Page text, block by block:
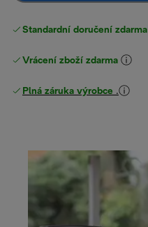
Standardní doručení zdarma
Vrácení zboží zdarma
Plná záruka výrobce .